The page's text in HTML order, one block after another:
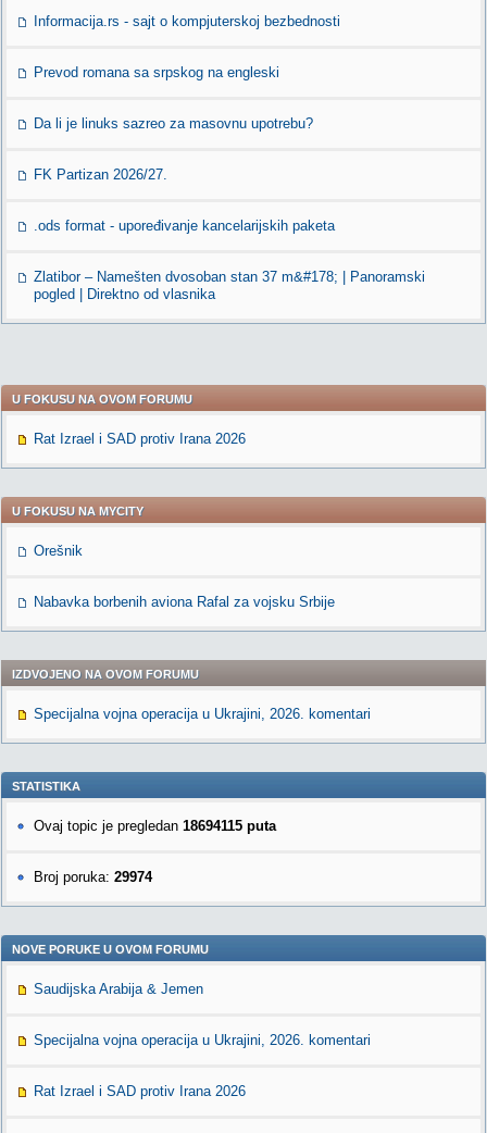
Informacija.rs - sajt o kompjuterskoj bezbednosti
Prevod romana sa srpskog na engleski
Da li je linuks sazreo za masovnu upotrebu?
FK Partizan 2026/27.
.ods format - upoređivanje kancelarijskih paketa
Zlatibor – Namešten dvosoban stan 37 m&#178; | Panoramski
pogled | Direktno od vlasnika
U FOKUSU NA OVOM FORUMU
Rat Izrael i SAD protiv Irana 2026
U FOKUSU NA MYCITY
Orešnik
Nabavka borbenih aviona Rafal za vojsku Srbije
IZDVOJENO NA OVOM FORUMU
Specijalna vojna operacija u Ukrajini, 2026. komentari
STATISTIKA
Ovaj topic je pregledan 18694115 puta
Broj poruka: 29974
NOVE PORUKE U OVOM FORUMU
Saudijska Arabija & Jemen
Specijalna vojna operacija u Ukrajini, 2026. komentari
Rat Izrael i SAD protiv Irana 2026